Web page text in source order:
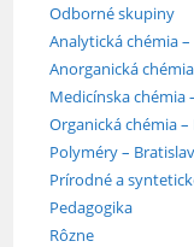
Odborné skupiny
Analytická chémia
Anorganická
Medicínska chémia
Organická chémia
Polyméry –
Prírodné a
Pedagogika
Rôzne